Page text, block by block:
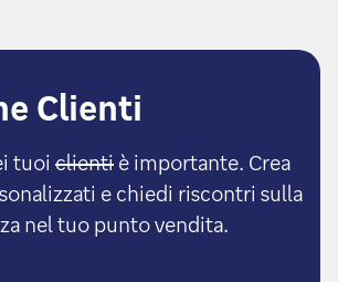
Clienti
tuoi clienti è importante. Crea
e chiedi riscontri sulla
nel tuo punto vendita.